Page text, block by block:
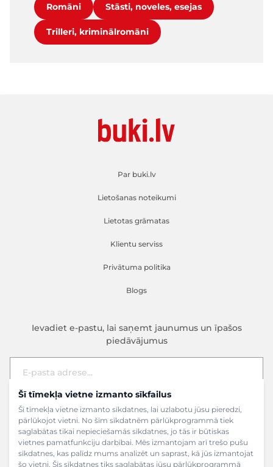
Šī tīmekļa vietne izmanto sīkfailus
Šī tīmekļa vietne izmanto sīkdatnes, lai uzlabotu jūsu pieredzi,
pārlūkojot vietni. No šīm sīkdatnēm pārlūkprogrammā tiek
saglabātas tikai nepieciešamās sīkdatnes, jo tās ir būtiskas
vietnes pamatfunkciju darbībai. Mēs izmantojam arī trešo pušu
sīkdatnes, kas palīdz mums analizēt un saprast, kā jūs izmantojat
šo vietni. Šīs sīkdatnes tiks saglabātas jūsu pārlūkprogrammā
Romāni Stāsti, noveles, esejas
Trilleri, kriminālromāni
Par buki.lv
Lietošanas noteikumi
Lietotas grāmatas
Klientu serviss
Privātuma politika
Blogs
Ievadiet e-pastu, lai saņemt jaunumus un īpašos
piedāvājumus
E-pasta adrese
Pieteikties